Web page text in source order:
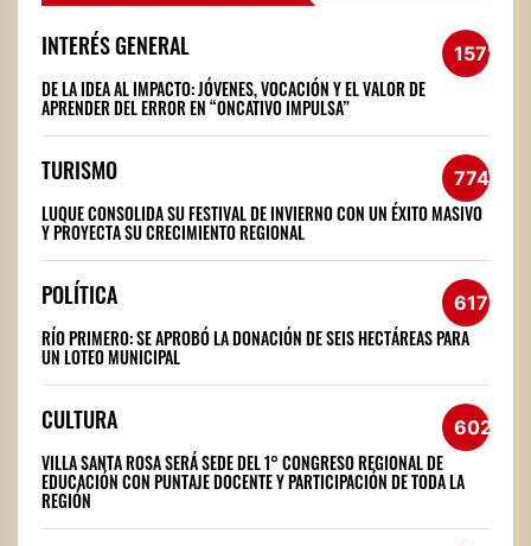
INTERÉS GENERAL 1572
DE LA IDEA AL IMPACTO: JÓVENES, VOCACIÓN Y EL VALOR DE
APRENDER DEL ERROR EN “ONCATIVO IMPULSA”
TURISMO 774
LUQUE CONSOLIDA SU FESTIVAL DE INVIERNO CON UN ÉXITO MASIVO
Y PROYECTA SU CRECIMIENTO REGIONAL
POLÍTICA 617
RÍO PRIMERO: SE APROBÓ LA DONACIÓN DE SEIS HECTÁREAS PARA
UN LOTEO MUNICIPAL
CULTURA 602
VILLA SANTA ROSA SERÁ SEDE DEL 1° CONGRESO REGIONAL DE
EDUCACIÓN CON PUNTAJE DOCENTE Y PARTICIPACIÓN DE TODA LA
REGIÓN